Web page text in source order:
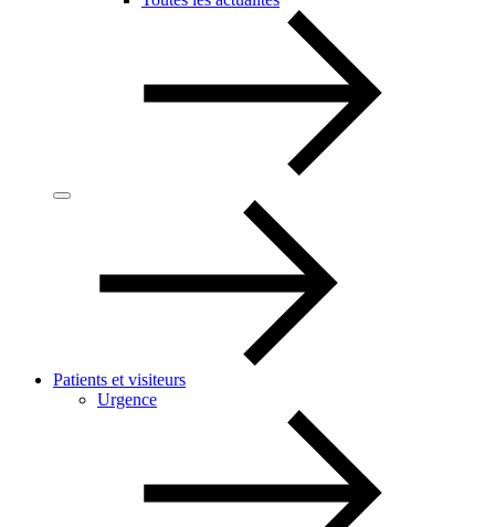
Patients et visiteurs
Urgence